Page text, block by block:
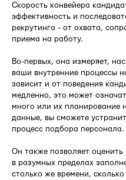
Скорость конвейера
эффективность и
рекрутинга - от охвата,
приема на работу.
Во-первых, она измеряет,
ваши внутренние процессы
зависит и от поведения
медленно, это может
много или их планирование
данные, вы сможете
процесс подбора персонала.
Он также позволяет оценить
в разумных пределах
столько же времени,